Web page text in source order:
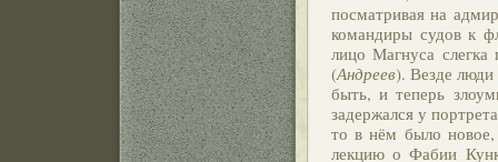
посматривая на
командиры судов к
лицо Магнуса
(Андреев). Везде
быть, и теперь
задержался у
то в нём было
лекцию о Фабии